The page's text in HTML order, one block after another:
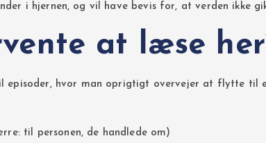
i hjernen, og vil have bevis for, at verden ikke
at læse
episoder, hvor man oprigtigt overvejer at flytte til
til personen, de handlede om)